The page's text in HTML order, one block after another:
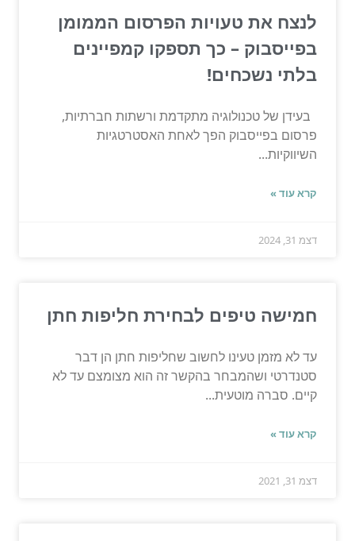
לנצח את טעויות הפרסום הממומן
בפייסבוק – כך תספקו קמפיינים
בלתי נשכחים!
בעידן של טכנולוגיה מתקדמת ורשתות חברתיות,
פרסום בפייסבוק הפך לאחת האסטרטגיות
השיווקיות...
קרא עוד »
דצמ 31, 2024
חמישה טיפים לבחירת חליפות חתן
עד לא מזמן טעינו לחשוב שחליפות חתן הן דבר
סטנדרטי ושהמבחר בהקשר זה הוא מצומצם עד לא
קיים. סברה מוטעית...
קרא עוד »
דצמ 31, 2021